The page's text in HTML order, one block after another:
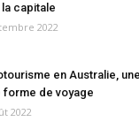
la capitale
2022
en Australie, une
forme de voyage
2022